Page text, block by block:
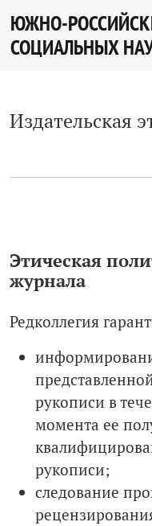
Издательская
ЮЖНО-
СОЦИАЛЬНЫХ
Издательская
Этическая
журнала
Редколлегия
рукописи в
момента ее
рукописи;
следование